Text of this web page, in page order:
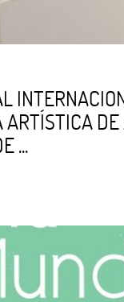
ARTÍSTICA DE
...